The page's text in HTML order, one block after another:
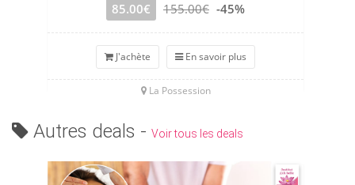
85.00€ 155.00€ -45%
J'achète En savoir plus
La Possession
Autres deals - Voir tous les deals